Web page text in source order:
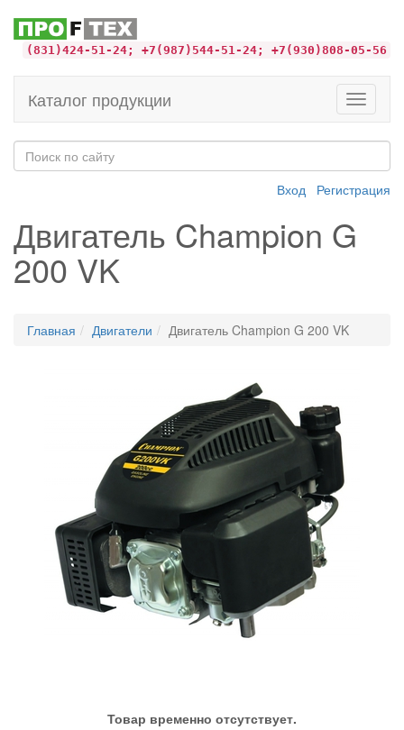
(831)424-51-24; +7(987)544-51-24; +7(930)808-05-56
Toggle
Каталог продукции
Вход Регистрация
Двигатель Champion G
200 VK
Главная Двигатели Двигатель Champion G 200 VK
Товар временно отсутствует.